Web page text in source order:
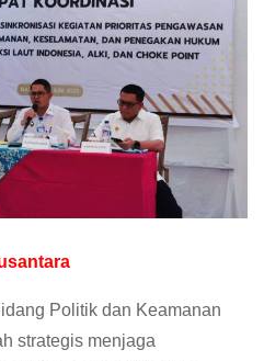
Politik dan Keamanan
strategis menjaga